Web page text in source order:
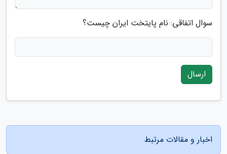
سوال اتفاقی: نام پایتخت ایران چیست؟
ارسال
اخبار و مقالات مرتبط